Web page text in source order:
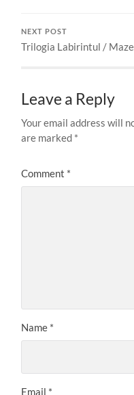
NEXT POST
Trilogia Labirintul /
Leave a Reply
Your email address will
are marked *
Comment *
Name *
Email *